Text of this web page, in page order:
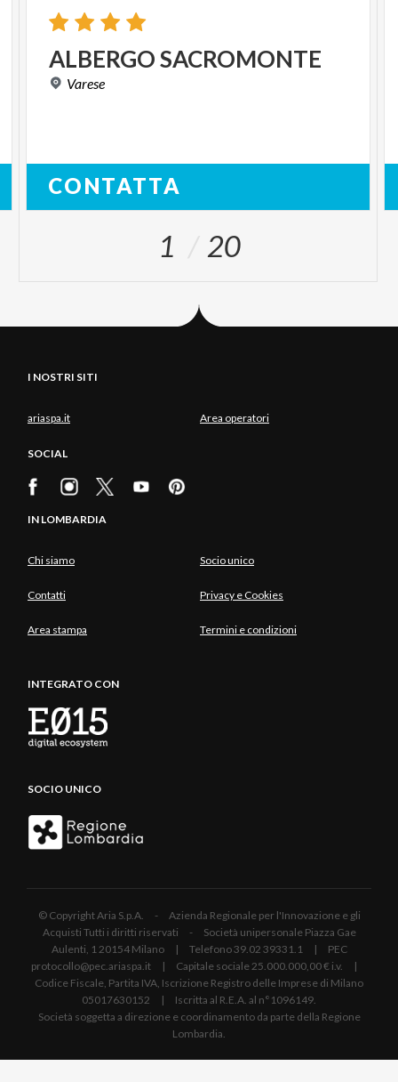
ALBERGOSACROMONTE
Varese
CONTATTA
1 20
I NOSTRI SITI
ariaspa.it Area operatori
SOCIAL
IN LOMBARDIA
Chi siamo Socio unico
Contatti Privacy e Cookies
Area stampa Termini e condizioni
INTEGRATO CON
SOCIO UNICO
© Copyright Aria S.p.A. - Azienda Regionale per l'Innovazione e gli
Acquisti Tutti i diritti riservati - Società unipersonale Piazza Gae
Aulenti, 1 20154 Milano | Telefono 39.02 39331.1 | PEC
protocollo@pec.ariaspa.it | Capitale sociale 25.000.000,00 € i.v. |
Codice Fiscale, Partita IVA, Iscrizione Registro delle Imprese di Milano
05017630152 | Iscritta al R.E.A. al n°1096149.
Società soggetta a direzione e coordinamento da parte della Regione
Lombardia.